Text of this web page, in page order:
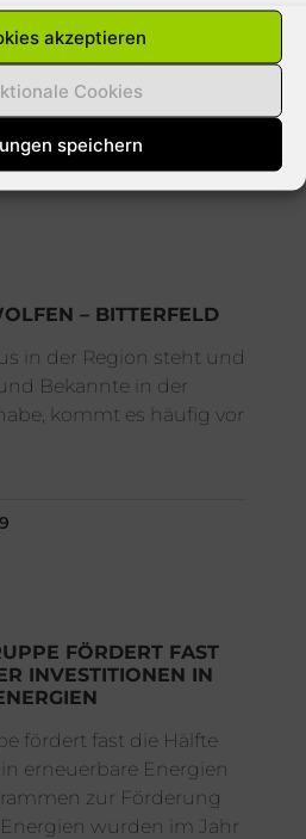
akzeptieren
Cookies
speichern
Wetterlage
für Schäden durch
– BITTERFELD
in der Region steht und
Bekannte in der
kommt es häufig vor
FÖRDERT FAST
INVESTITIONEN IN
fördert fast die Hälfte
erneuerbare Energien
zur Förderung
wurden im Jahr